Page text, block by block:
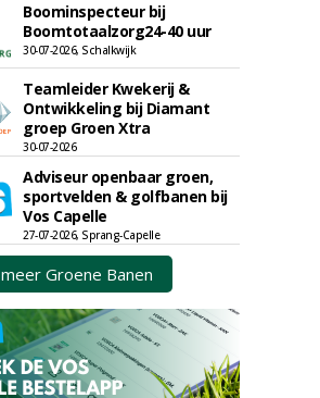
Boominspecteur bij
Boomtotaalzorg24-40 uur
30-07-2026, Schalkwijk
Teamleider Kwekerij &
Ontwikkeling bij Diamant
groep Groen Xtra
30-07-2026
Adviseur openbaar groen,
sportvelden & golfbanen bij
Vos Capelle
27-07-2026, Sprang-Capelle
meer Groene Banen